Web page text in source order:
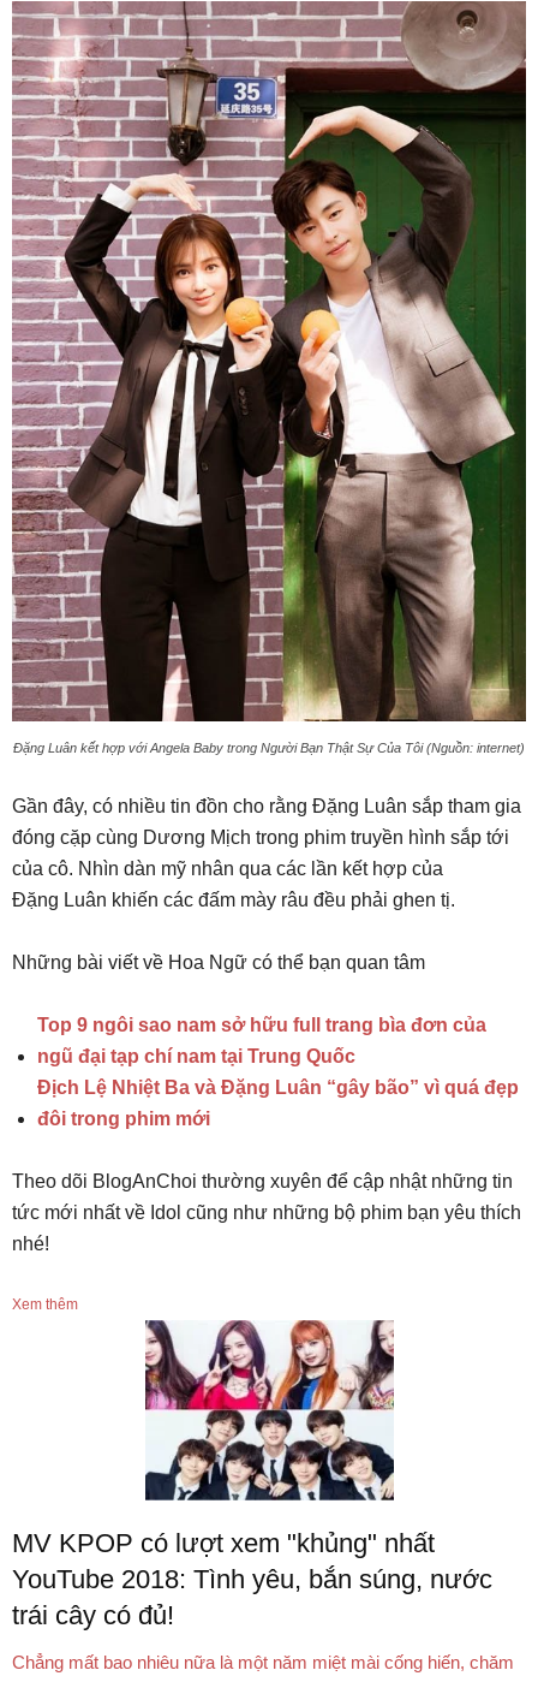
Đặng Luân kết hợp với Angela Baby trong Người Bạn Thật Sự Của Tôi (Nguồn: internet)
Gần đây, có nhiều tin đồn cho rằng Đặng Luân sắp tham gia
đóng cặp cùng Dương Mịch trong phim truyền hình sắp tới
của cô. Nhìn dàn mỹ nhân qua các lần kết hợp của
Đặng Luân khiến các đấm mày râu đều phải ghen tị.
Những bài viết về Hoa Ngữ có thể bạn quan tâm
Top 9 ngôi sao nam sở hữu full trang bìa đơn của
ngũ đại tạp chí nam tại Trung Quốc
Địch Lệ Nhiệt Ba và Đặng Luân “gây bão” vì quá đẹp
đôi trong phim mới
Theo dõi BlogAnChoi thường xuyên để cập nhật những tin
tức mới nhất về Idol cũng như những bộ phim bạn yêu thích
nhé!
Xem thêm
MV KPOP có lượt xem "khủng" nhất
YouTube 2018: Tình yêu, bắn súng, nước
trái cây có đủ!
Chẳng mất bao nhiêu nữa là một năm miệt mài cống hiến, chăm